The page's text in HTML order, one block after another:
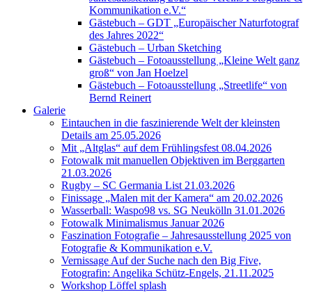
Kommunikation e.V.“
Gästebuch – GDT „Europäischer Naturfotograf
des Jahres 2022“
Gästebuch – Urban Sketching
Gästebuch – Fotoausstellung „Kleine Welt ganz
groß“ von Jan Hoelzel
Gästebuch – Fotoausstellung „Streetlife“ von
Bernd Reinert
Galerie
Eintauchen in die faszinierende Welt der kleinsten
Details am 25.05.2026
Mit „Altglas“ auf dem Frühlingsfest 08.04.2026
Fotowalk mit manuellen Objektiven im Berggarten
21.03.2026
Rugby – SC Germania List 21.03.2026
Finissage „Malen mit der Kamera“ am 20.02.2026
Wasserball: Waspo98 vs. SG Neukölln 31.01.2026
Fotowalk Minimalismus Januar 2026
Faszination Fotografie – Jahresausstellung 2025 von
Fotografie & Kommunikation e.V.
Vernissage Auf der Suche nach den Big Five,
Fotografin: Angelika Schütz-Engels, 21.11.2025
Workshop Löffel splash